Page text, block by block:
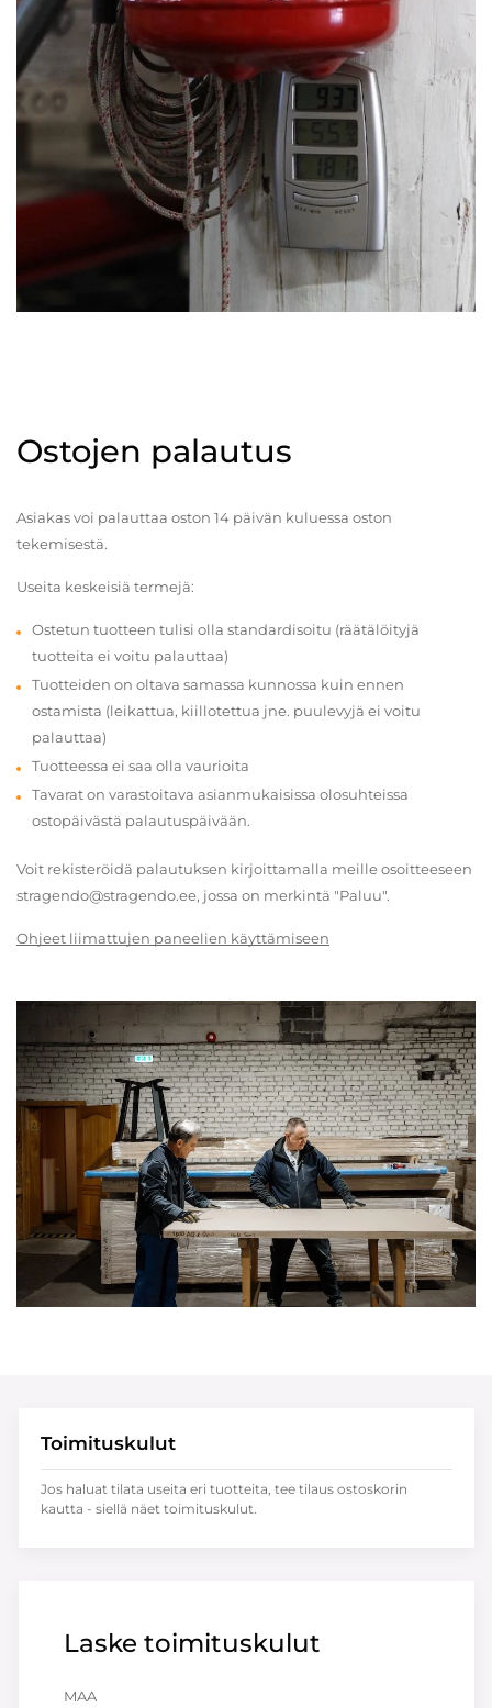
Ostojen palautus
Asiakas voi palauttaa oston 14 päivän kuluessa oston
tekemisestä.
Useita keskeisiä termejä:
Ostetun tuotteen tulisi olla standardisoitu (räätälöityjä
tuotteita ei voitu palauttaa)
Tuotteiden on oltava samassa kunnossa kuin ennen
ostamista (leikattua, kiillotettua jne. puulevyjä ei voitu
palauttaa)
Tuotteessa ei saa olla vaurioita
Tavarat on varastoitava asianmukaisissa olosuhteissa
ostopäivästä palautuspäivään.
Voit rekisteröidä palautuksen kirjoittamalla meille osoitteeseen
stragendo@stragendo.ee, jossa on merkintä "Paluu".
Ohjeet liimattujen paneelien käyttämiseen
Laske toimituskulut
MAA
Toimituskulut
Jos haluat tilata useita eri tuotteita, tee tilaus ostoskorin
kautta - siellä näet toimituskulut.